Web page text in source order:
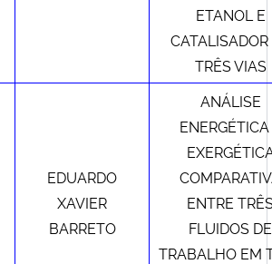
ETANOL E
CATALISADOR
TRÊS VIAS
EDUARDO
XAVIER
BARRETO
ANÁLISE
ENTRE
FLUIDOS DE
TRABALHO EM